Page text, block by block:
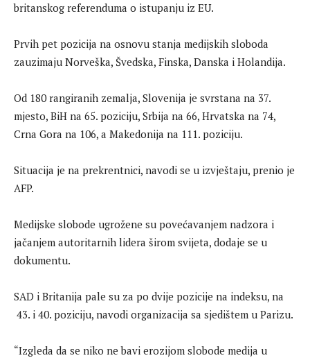
britanskog referenduma o istupanju iz EU.
Prvih pet pozicija na osnovu stanja medijskih sloboda
zauzimaju Norveška, Švedska, Finska, Danska i Holandija.
Od 180 rangiranih zemalja, Slovenija je svrstana na 37.
mjesto, BiH na 65. poziciju, Srbija na 66, Hrvatska na 74,
Crna Gora na 106, a Makedonija na 111. poziciju.
Situacija je na prekrentnici, navodi se u izvještaju, prenio je
AFP.
Medijske slobode ugrožene su povećavanjem nadzora i
jačanjem autoritarnih lidera širom svijeta, dodaje se u
dokumentu.
SAD i Britanija pale su za po dvije pozicije na indeksu, na
43. i 40. poziciju, navodi organizacija sa sjedištem u Parizu.
“Izgleda da se niko ne bavi erozijom slobode medija u